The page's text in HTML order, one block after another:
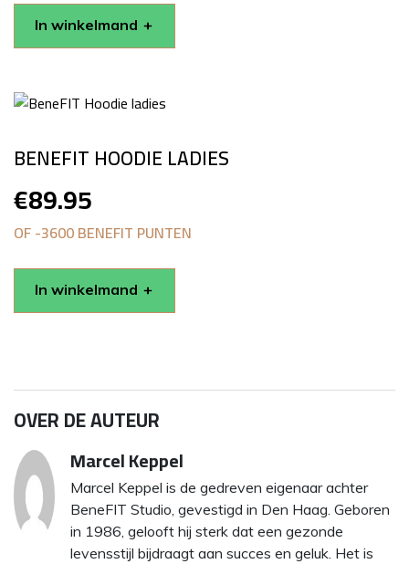
In winkelmand
BENEFIT HOODIE LADIES
€89.95
OF -3600 BENEFIT PUNTEN
In winkelmand
OVER DE AUTEUR
Marcel Keppel
Marcel Keppel is de gedreven eigenaar achter
BeneFIT Studio, gevestigd in Den Haag. Geboren
in 1986, gelooft hij sterk dat een gezonde
levensstijl bijdraagt aan succes en geluk. Het is